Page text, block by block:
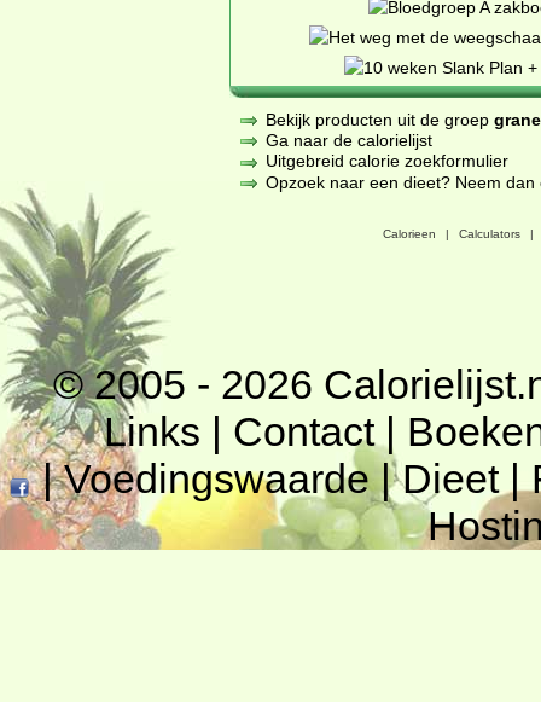
Bekijk producten uit de groep
Ga naar de calorielijst
Uitgebreid calorie zoekformulier
Opzoek naar een dieet? Neem
Calorieen | Calculators |
© 2005 - 2026
Links | Contact|
|Voedingswaarde|Dieet|